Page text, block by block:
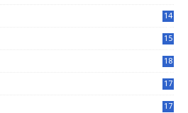
14
15
18
17
17